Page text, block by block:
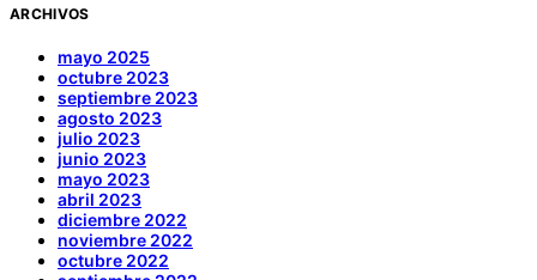
ARCHIVOS
mayo 2025
octubre 2023
septiembre 2023
agosto 2023
julio 2023
junio 2023
mayo 2023
abril 2023
diciembre 2022
noviembre 2022
octubre 2022